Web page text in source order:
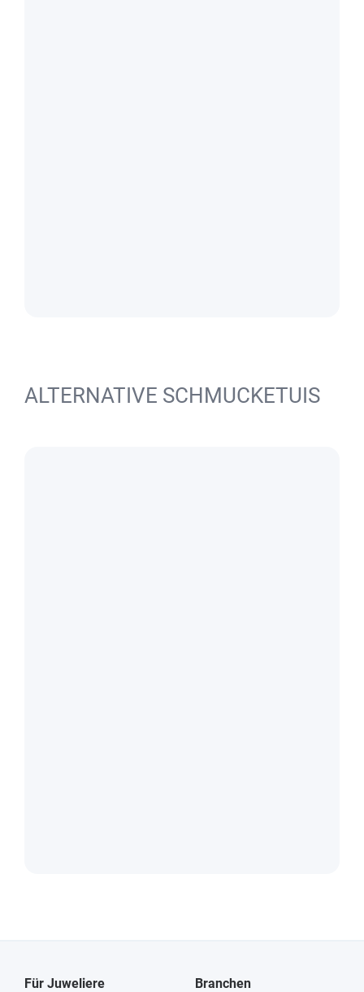
ALTERNATIVE SCHMUCKETUIS
Für Juweliere Branchen